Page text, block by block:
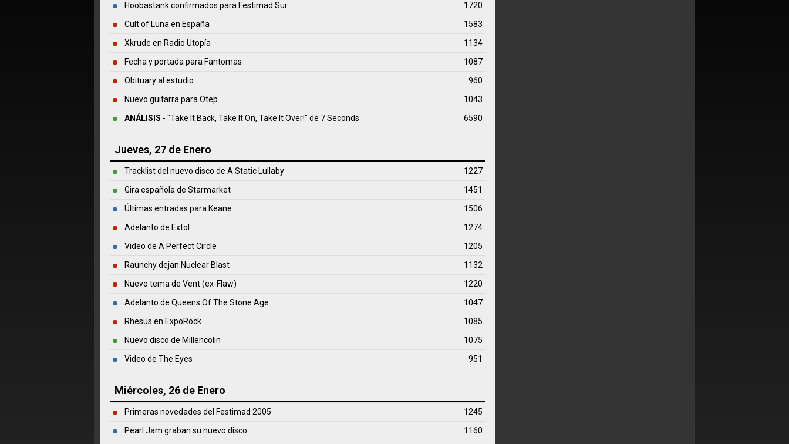
Hoobastank confirmados para Festimad Sur
1720
Cult of Luna en España
1583
Xkrude en Radio Utopía
1134
Fecha y portada para Fantomas
1087
Obituary al estudio
960
Nuevo guitarra para Otep
1043
ANÁLISIS - "Take It Back, Take It On, Take It Over!" de 7 Seconds 6590
Jueves, 27 de Enero
Tracklist del nuevo disco de A Static Lullaby
1227
Gira española de Starmarket
1451
Últimas entradas para Keane
1506
Adelanto de Extol
1274
Video de A Perfect Circle
1205
Raunchy dejan Nuclear Blast
1132
Nuevo tema de Vent (ex-Flaw)
1220
Adelanto de Queens Of The Stone Age
1047
Rhesus en ExpoRock
1085
Nuevo disco de Millencolin
1075
Video de The Eyes
951
Miércoles, 26 de Enero
Primeras novedades del Festimad 2005
1245
Pearl Jam graban su nuevo disco
1160